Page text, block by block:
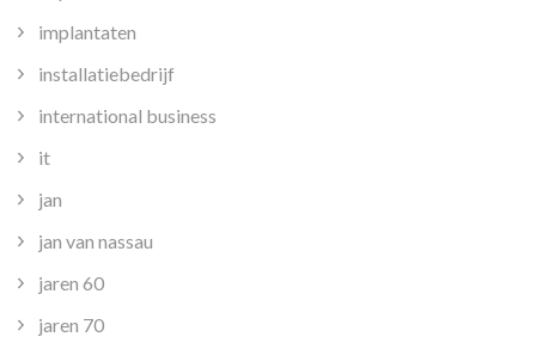
implantaten
installatiebedrijf
international business
it
jan
jan van nassau
jaren 60
jaren 70